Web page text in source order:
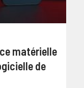
matérielle
de